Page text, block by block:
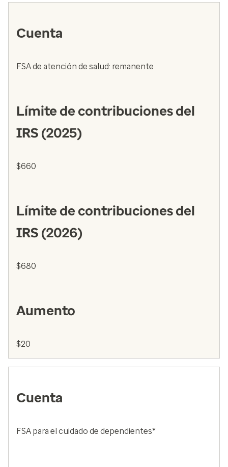
Cuenta
FSA de atención de salud: remanente
Límite de contribuciones del
IRS (2025)
$660
Límite de contribuciones del
IRS (2026)
$680
Aumento
$20
Cuenta
FSA para el cuidado de dependientes*